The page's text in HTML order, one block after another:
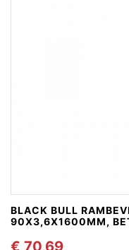
BLACK BULL
90X3,6X1600MM,